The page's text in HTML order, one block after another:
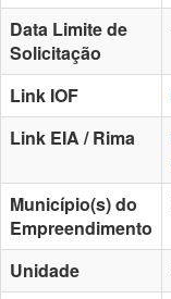
Data Limite de
Solicitação
Link IOF
Link EIA / Rima
Município(s) do
Empreendimento
Unidade